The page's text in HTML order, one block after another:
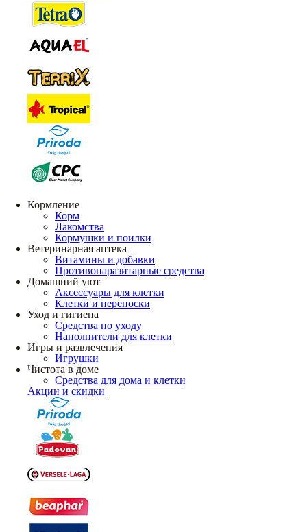
Кормление
Корм
Лакомства
Кормушки и поилки
Ветеринарная аптека
Витамины и добавки
Противопаразитарные средства
Домашний уют
Аксессуары для клетки
Клетки и переноски
Уход и гигиена
Средства по уходу
Наполнители для клетки
Игры и развлечения
Игрушки
Чистота в доме
Средства для дома и клетки
Акции и скидки